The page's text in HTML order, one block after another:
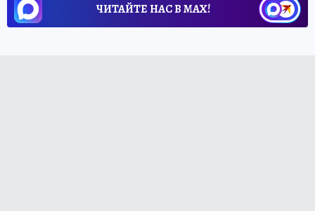
ЧИТАЙТЕ НАС В МАХ!